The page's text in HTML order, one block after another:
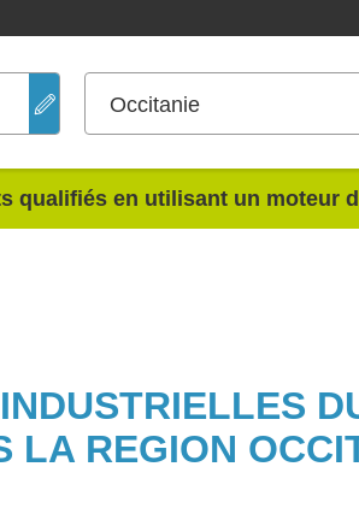
Occitanie
qualifiés en utilisant un moteur
LA REGION